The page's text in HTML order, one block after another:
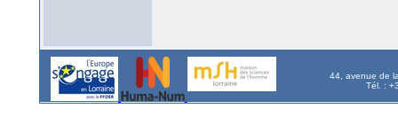
44, avenue de
Tél. :